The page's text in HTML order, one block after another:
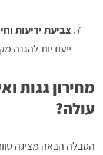
צביעת יריעות
ייעודיות להגנה
מחירון גגות
עולה?
הטבלה הבאה מציגה